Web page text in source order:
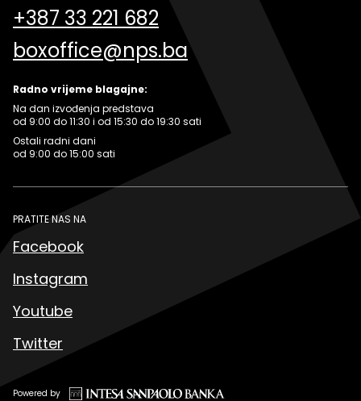
+387 33 221 682
boxoffice@nps.ba
Radno vrijeme blagajne:
Na dan izvođenja predstava
od 9:00 do 11:30 i od 15:30 do 19:30 sati
Ostali radni dani
od 9:00 do 15:00 sati
PRATITE NAS NA
Facebook
Instagram
Youtube
Twitter
Powered by